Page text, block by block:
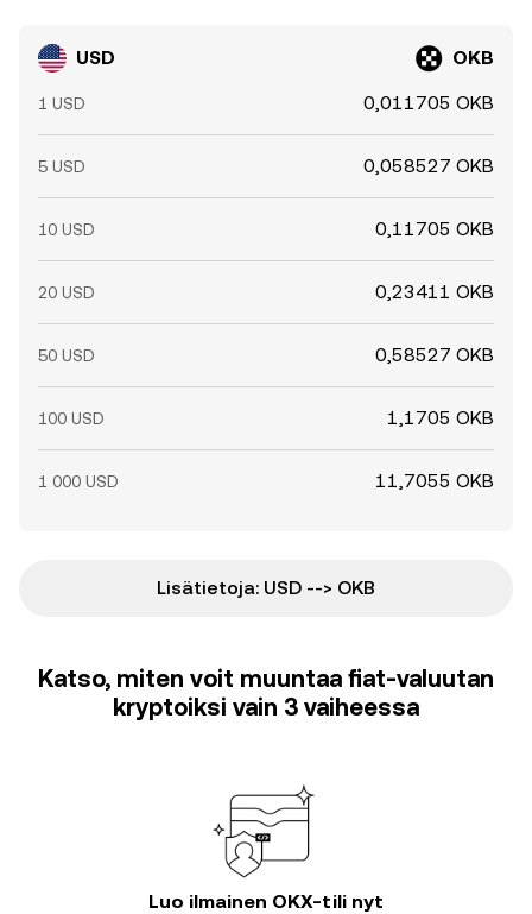
USD OKB
1 USD 0,011705 OKB
5 USD 0,058527 OKB
10 USD 0,11705 OKB
20 USD 0,23411 OKB
50 USD 0,58527 OKB
100 USD 1,1705 OKB
1 000 USD 11,7055 OKB
Lisätietoja: USD --> OKB
Katso, miten voit muuntaa fiat-valuutan
kryptoiksi vain 3 vaiheessa
Luo ilmainen OKX-tili nyt